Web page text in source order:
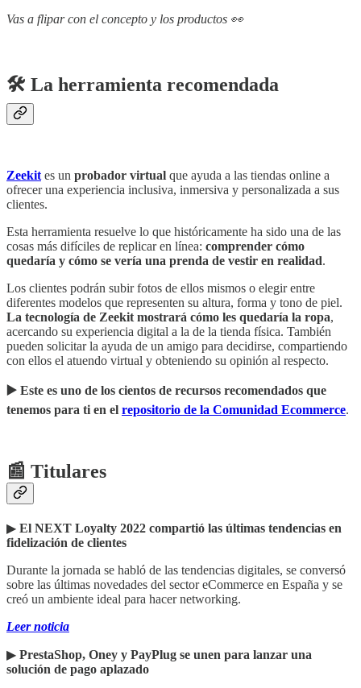
Vas a flipar con el concepto y los productos 👀
🛠️ La herramienta recomendada
Zeekit es un probador virtual que ayuda a las tiendas online a
ofrecer una experiencia inclusiva, inmersiva y personalizada a sus
clientes.
Esta herramienta resuelve lo que históricamente ha sido una de las
cosas más difíciles de replicar en línea: comprender cómo
quedaría y cómo se vería una prenda de vestir en realidad.
Los clientes podrán subir fotos de ellos mismos o elegir entre
diferentes modelos que representen su altura, forma y tono de piel.
La tecnología de Zeekit mostrará cómo les quedaría la ropa,
acercando su experiencia digital a la de la tienda física. También
pueden solicitar la ayuda de un amigo para decidirse, compartiendo
con ellos el atuendo virtual y obteniendo su opinión al respecto.
▶️ Este es uno de los cientos de recursos recomendados que
tenemos para ti en el repositorio de la Comunidad Ecommerce.
📰 Titulares
▶︎ El NEXT Loyalty 2022 compartió las últimas tendencias en
fidelización de clientes
Durante la jornada se habló de las tendencias digitales, se conversó
sobre las últimas novedades del sector eCommerce en España y se
creó un ambiente ideal para hacer networking.
Leer noticia
▶︎ PrestaShop, Oney y PayPlug se unen para lanzar una
solución de pago aplazado